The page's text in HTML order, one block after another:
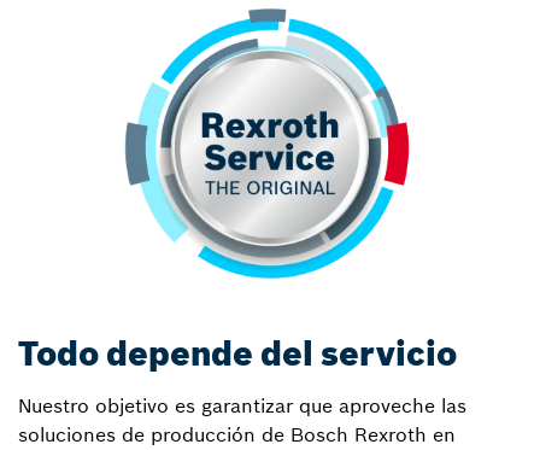
Todo depende del servicio
Nuestro objetivo es garantizar que aproveche las
soluciones de producción de Bosch Rexroth en